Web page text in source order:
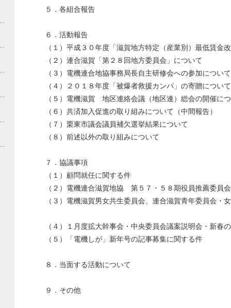
５．各組合報告
６．活動報告
（１）平成３０年度「滋賀地方特定（産業別）最低賃金
（２）連合滋賀「第２８回地方委員会」について
（３）電機連合地協事務局長自主研修会への参加について
（４）２０１８年度「被爆者救援カンパ」の寄贈について
（５）電機滋賀 地区連絡会議（地区連）総会の開催に
（６）共済加入促進の取り組みについて（中間報告）
（７）栗東市議会議員補欠選挙結果について
（８）前述以外の取り組みについて
７．協議事項
（１）顧問就任に関する件
（２）電機連合滋賀地協 第５７・５８期役員推薦委員
（３）電機滋賀男女共生委員会、連合滋賀青年委員会・
（４）１月度拡大幹事会・中央委員会議案説明会・新春
（５）「電機しが」新年号の記事募集に関する件
８．当面する活動について
９．その他